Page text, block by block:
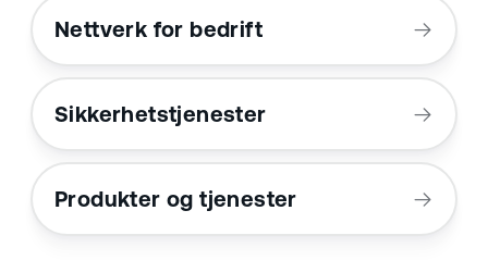
Nettverk for bedrift
Sikkerhetstjenester
Produkter og tjenester